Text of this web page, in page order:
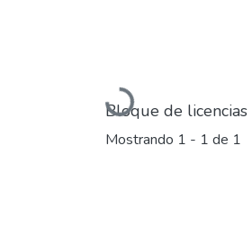
Cargando...
Bloque de licencias
Mostrando 1 - 1 de 1